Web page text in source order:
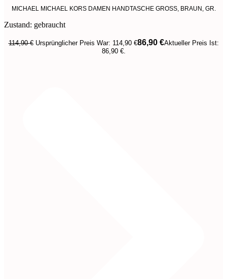
MICHAEL MICHAEL KORS DAMEN HANDTASCHE GROSS, BRAUN, GR.
Zustand: gebraucht
114,90€ Ursprünglicher Preis War: 114,90 €86,90 €Aktueller Preis Ist:
86,90 €.